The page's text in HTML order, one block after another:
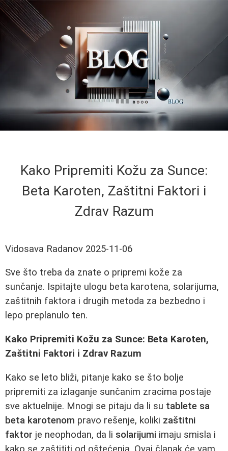
Kako Pripremiti Kožu za Sunce:
Beta Karoten, Zaštitni Faktori i
Zdrav Razum
Vidosava Radanov 2025-11-06
Sve što treba da znate o pripremi kože za
sunčanje. Ispitajte ulogu beta karotena, solarijuma,
zaštitnih faktora i drugih metoda za bezbedno i
lepo preplanulo ten.
Kako Pripremiti Kožu za Sunce: Beta Karoten,
Zaštitni Faktori i Zdrav Razum
Kako se leto bliži, pitanje kako se što bolje
pripremiti za izlaganje sunčanim zracima postaje
sve aktuelnije. Mnogi se pitaju da li su tablete sa
beta karotenom pravo rešenje, koliki zaštitni
faktor je neophodan, da li solarijumi imaju smisla i